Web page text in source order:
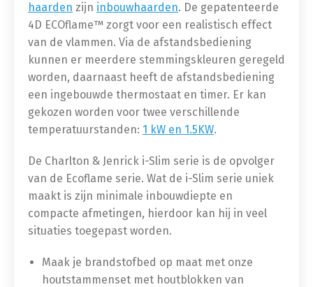
haarden zijn inbouwhaarden. De gepatenteerde
4D ECOflame™ zorgt voor een realistisch effect
van de vlammen. Via de afstandsbediening
kunnen er meerdere stemmingskleuren geregeld
worden, daarnaast heeft de afstandsbediening
een ingebouwde thermostaat en timer. Er kan
gekozen worden voor twee verschillende
temperatuurstanden: 1 kW en 1.5KW.
De Charlton & Jenrick i-Slim serie is de opvolger
van de Ecoflame serie. Wat de i-Slim serie uniek
maakt is zijn minimale inbouwdiepte en
compacte afmetingen, hierdoor kan hij in veel
situaties toegepast worden.
Maak je brandstofbed op maat met onze
houtstammenset met houtblokken van